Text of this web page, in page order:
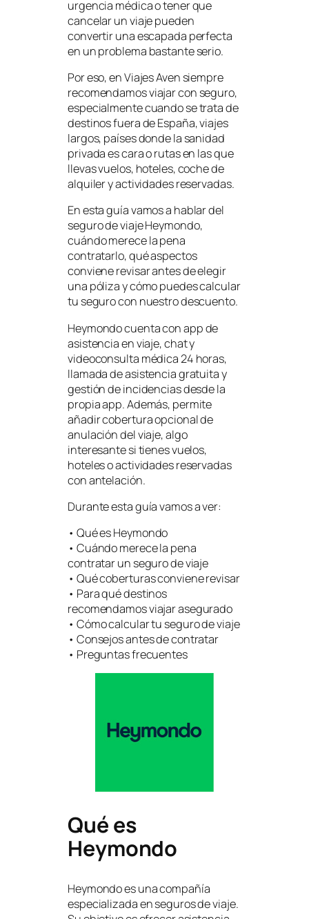
urgencia médica o tener que
cancelar un viaje pueden
convertir una escapada perfecta
en un problema bastante serio.
Por eso, en Viajes Aven siempre
recomendamos viajar con seguro,
especialmente cuando se trata de
destinos fuera de España, viajes
largos, países donde la sanidad
privada es cara o rutas en las que
llevas vuelos, hoteles, coche de
alquiler y actividades reservadas.
En esta guía vamos a hablar del
seguro de viaje Heymondo,
cuándo merece la pena
contratarlo, qué aspectos
conviene revisar antes de elegir
una póliza y cómo puedes calcular
tu seguro con nuestro descuento.
Heymondo cuenta con app de
asistencia en viaje, chat y
videoconsulta médica 24 horas,
llamada de asistencia gratuita y
gestión de incidencias desde la
propia app. Además, permite
añadir cobertura opcional de
anulación del viaje, algo
interesante si tienes vuelos,
hoteles o actividades reservadas
con antelación.
Durante esta guía vamos a ver:
• Qué es Heymondo
• Cuándo merece la pena
contratar un seguro de viaje
• Qué coberturas conviene revisar
• Para qué destinos
recomendamos viajar asegurado
• Cómo calcular tu seguro de viaje
• Consejos antes de contratar
• Preguntas frecuentes
Qué es
Heymondo
Heymondo es una compañía
especializada en seguros de viaje.